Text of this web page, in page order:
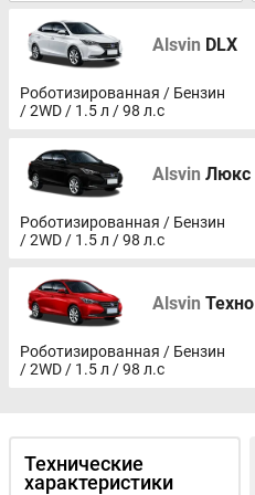
Alsvin DLX
Роботизированная / Бензин
/ 2WD / 1.5 л / 98 л.с
Alsvin Люкс
Роботизированная / Бензин
/ 2WD / 1.5 л / 98 л.с
Alsvin Техно
Роботизированная / Бензин
/ 2WD / 1.5 л / 98 л.с
Технические
характеристики